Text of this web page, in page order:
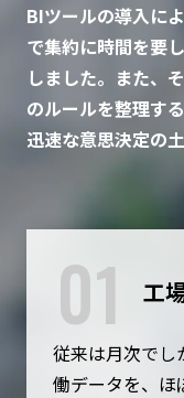
BIツールの導入に
で集約に時間を要
しました。また、
のルールを整理す
迅速な意思決定の
01 工
従来は月次でし
働データを、ほ